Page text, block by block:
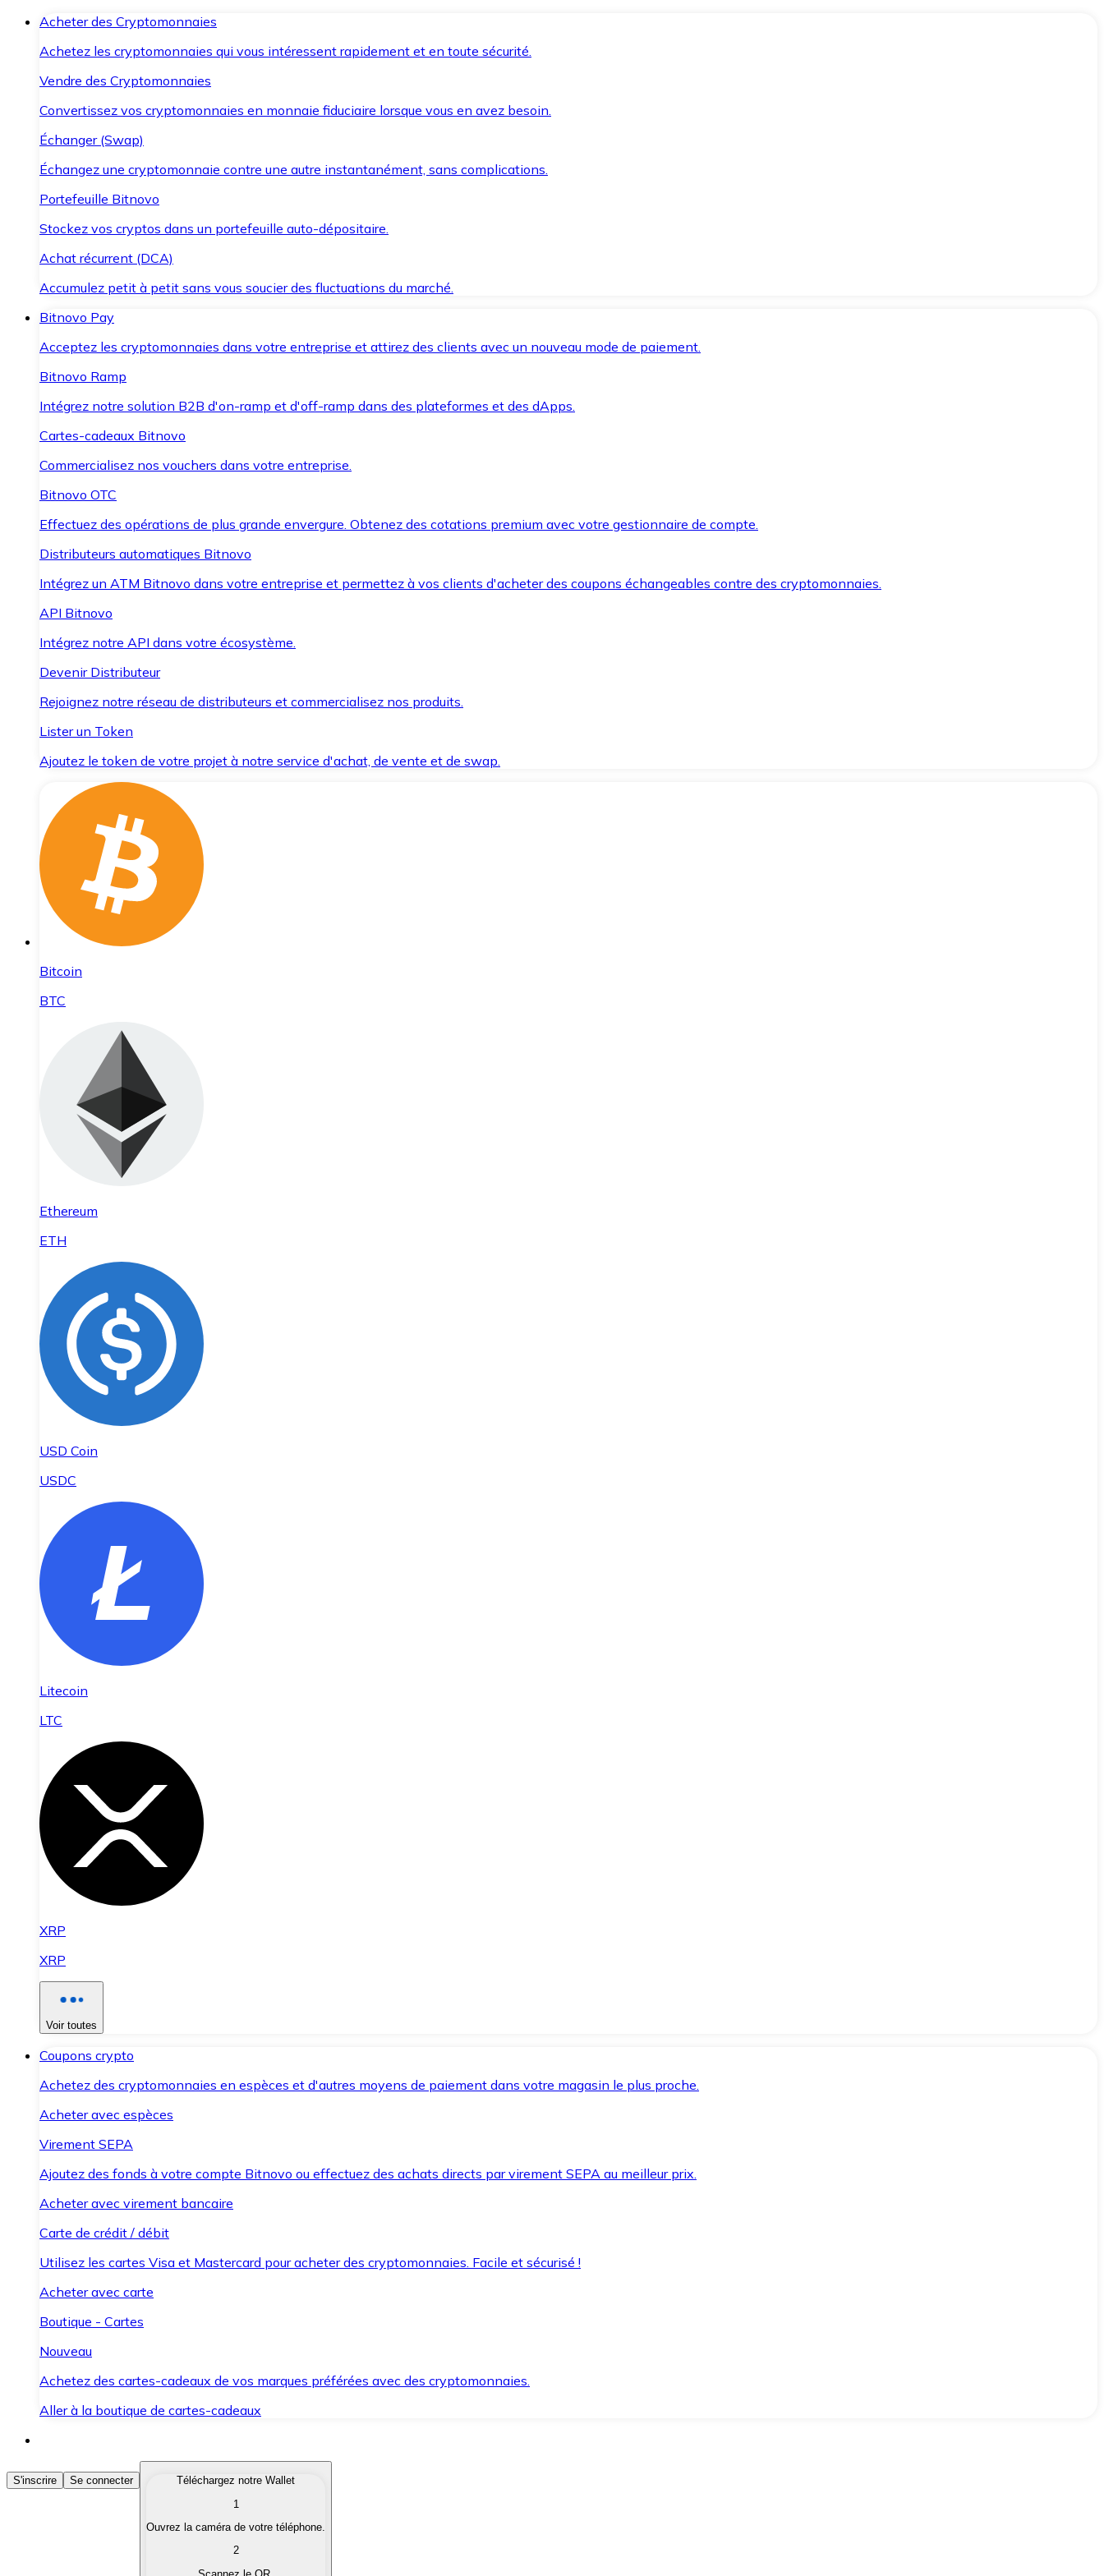
Acheter des Cryptomonnaies
Achetez les cryptomonnaies qui vous intéressent rapidement et en toute sécurité.
Vendre des Cryptomonnaies
Convertissez vos cryptomonnaies en monnaie fiduciaire lorsque vous en avez besoin.
Échanger (Swap)
Échangez une cryptomonnaie contre une autre instantanément, sans complications.
Portefeuille Bitnovo
Stockez vos cryptos dans un portefeuille auto-dépositaire.
Achat récurrent (DCA)
Accumulez petit à petit sans vous soucier des fluctuations du marché.
Bitnovo Pay
Acceptez les cryptomonnaies dans votre entreprise et attirez des clients avec un nouveau mode de paiement.
Bitnovo Ramp
Intégrez notre solution B2B d'on-ramp et d'off-ramp dans des plateformes et des dApps.
Cartes-cadeaux Bitnovo
Commercialisez nos vouchers dans votre entreprise.
Bitnovo OTC
Effectuez des opérations de plus grande envergure. Obtenez des cotations premium avec votre gestionnaire de compte.
Distributeurs automatiques Bitnovo
Intégrez un ATM Bitnovo dans votre entreprise et permettez à vos clients d'acheter des coupons échangeables contre des cryptomonnaies.
API Bitnovo
Intégrez notre API dans votre écosystème.
Devenir Distributeur
Rejoignez notre réseau de distributeurs et commercialisez nos produits.
Lister un Token
Ajoutez le token de votre projet à notre service d'achat, de vente et de swap.
Bitcoin
BTC
Ethereum
ETH
USD Coin
USDC
Litecoin
LTC
XRP
XRP
Voir toutes
Coupons crypto
Achetez des cryptomonnaies en espèces et d'autres moyens de paiement dans votre magasin le plus proche.
Acheter avec espèces
Virement SEPA
Ajoutez des fonds à votre compte Bitnovo ou effectuez des achats directs par virement SEPA au meilleur prix.
Acheter avec virement bancaire
Carte de crédit / débit
Utilisez les cartes Visa et Mastercard pour acheter des cryptomonnaies. Facile et sécurisé !
Acheter avec carte
Boutique - Cartes
Nouveau
Achetez des cartes-cadeaux de vos marques préférées avec des cryptomonnaies.
Aller à la boutique de cartes-cadeaux
Acheter des Cryptomonnaies
Achetez les cryptomonnaies qui vous intéressent rapidement et en toute sécurité.
Convertissez vos cryptomonnaies en monnaie fiduciaire lorsque vous en avez besoin.
S'inscrire Se connecter
Téléchargez notre Wallet
1
Ouvrez la caméra de votre téléphone.
2